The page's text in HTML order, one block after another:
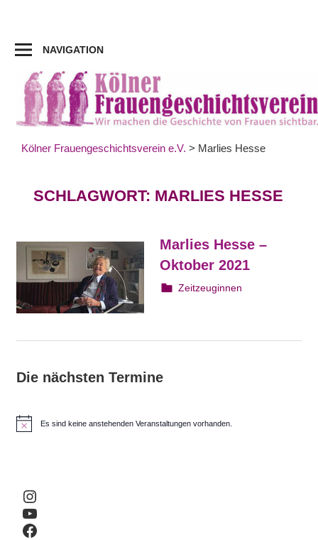
springen
NAVIGATION
Kölner Frauengeschichtsverein e.V. > Marlies Hesse
SCHLAGWORT: MARLIES HESSE
Marlies Hesse –
Oktober 2021
19. Oktober 2021
webmam
Zeitzeuginnen
Die nächsten Termine
Es sind keine anstehenden Veranstaltungen vorhanden.
Instagram
YouTube
Facebook